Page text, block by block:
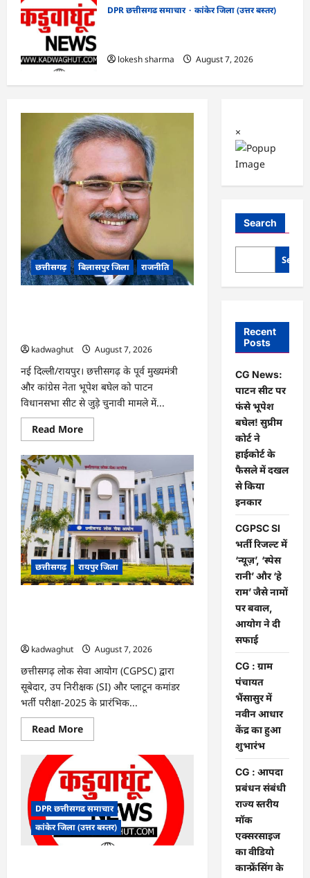
DPR छत्तीसगढ समाचार
कांकेर जिला (उत्तर बस्तर)
lokesh sharma
August 7, 2026
छत्तीसगढ़ बिलासपुर जिला राजनीति
kadwaghut
August 7, 2026
नई दिल्ली/रायपुर। छत्तीसगढ़ के पूर्व मुख्यमंत्री
और कांग्रेस नेता भूपेश बघेल को पाटन
विधानसभा सीट से जुड़े चुनावी मामले में...
Read MoreRead
more
CG
News:
पाटन
सीट
पर
फंसे
भूपेश
बघेल!
सुप्रीम
कोर्ट
ने
हाईकोर्ट
के
फैसले
छत्तीसगढ़ रायपुर जिला
kadwaghut
August 7, 2026
छत्तीसगढ़ लोक सेवा आयोग (CGPSC) द्वारा
सूबेदार, उप निरीक्षक (SI) और प्लाटून कमांडर
भर्ती परीक्षा-2025 के प्रारंभिक...
Read MoreRead
more
SI
भर्ती
रिजल्ट
में
‘न्यूज़’,
‘स्पेस
रानी’
और
DPR छत्तीसगढ समाचार
कांकेर जिला (उत्तर बस्तर)
×
Search
Recent
Posts
CG News:
पाटन सीट पर
फंसे भूपेश
बघेल! सुप्रीम
कोर्ट ने
हाईकोर्ट के
फैसले में दखल
से किया
इनकार
CGPSC SI
भर्ती रिजल्ट में
‘न्यूज़’, ‘स्पेस
रानी’ और ‘हे
राम’ जैसे नामों
पर बवाल,
आयोग ने दी
सफाई
CG : ग्राम
पंचायत
भैंसासुर में
नवीन आधार
केंद्र का हुआ
शुभारंभ
CG : आपदा
प्रबंधन संबंधी
राज्य स्तरीय
मॉक
एक्सरसाइज
का वीडियो
कान्फ्रेंसिंग के